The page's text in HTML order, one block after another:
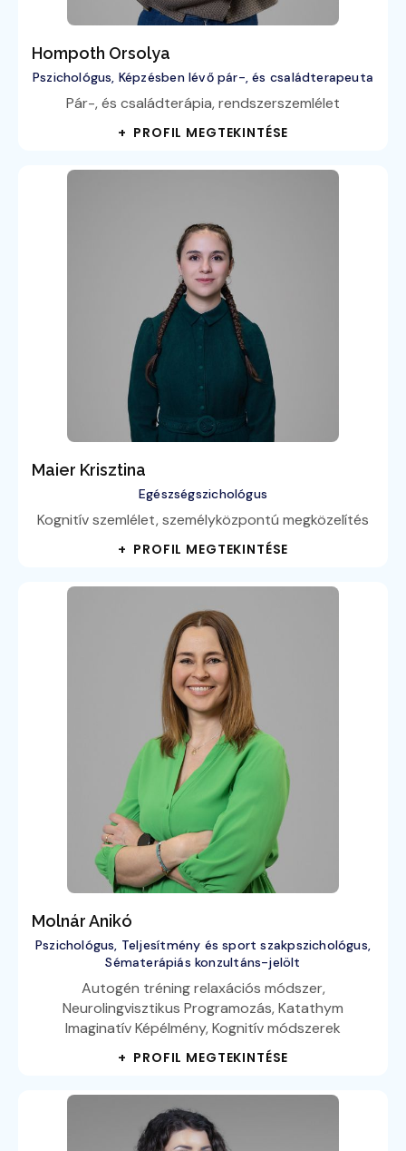
Hompoth Orsolya
Pszichológus, Képzésben lévő pár-, és családterapeuta
Pár-, és családterápia, rendszerszemlélet
+ PROFIL MEGTEKINTÉSE
Maier Krisztina
Egészségszichológus
Kognitív szemlélet, személyközpontú megközelítés
+ PROFIL MEGTEKINTÉSE
Molnár Anikó
Pszichológus, Teljesítmény és sport szakpszichológus,
Sématerápiás konzultáns-jelölt
Autogén tréning relaxációs módszer,
Neurolingvisztikus Programozás, Katathym
Imaginatív Képélmény, Kognitív módszerek
+ PROFIL MEGTEKINTÉSE